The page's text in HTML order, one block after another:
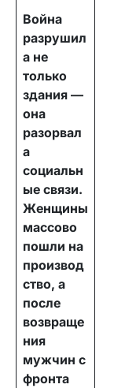
Война
разрушил
а не
только
здания —
она
разорвал
а
социальн
ые связи.
Женщины
массово
пошли на
производ
ство, а
после
возвраще
ния
мужчин с
фронта